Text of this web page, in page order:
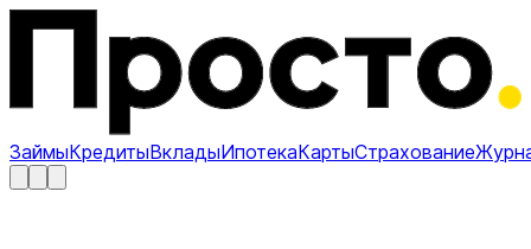
ЗаймыКредитыВкладыИпотекаКартыСтрахование